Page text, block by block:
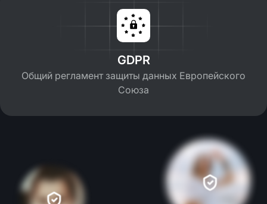
GDPR
Общий регламент защиты данных Европейского
Союза